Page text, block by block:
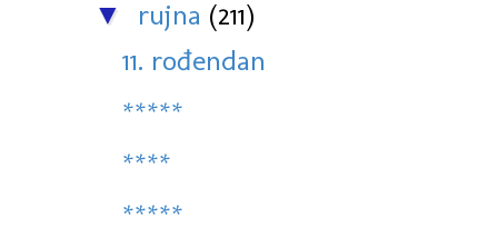
▼ rujna (211)
11. rođendan
*****
****
*****